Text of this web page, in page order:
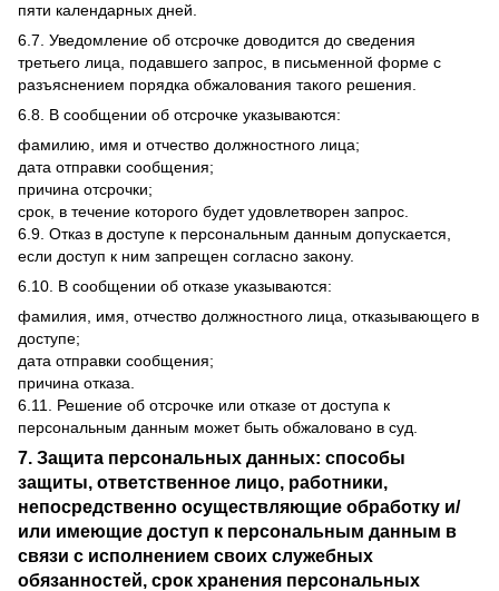
пяти календарных дней.
6.7. Уведомление об отсрочке доводится до сведения
третьего лица, подавшего запрос, в письменной форме с
разъяснением порядка обжалования такого решения.
6.8. В сообщении об отсрочке указываются:
фамилию, имя и отчество должностного лица;
дата отправки сообщения;
причина отсрочки;
срок, в течение которого будет удовлетворен запрос.
6.9. Отказ в доступе к персональным данным допускается,
если доступ к ним запрещен согласно закону.
6.10. В сообщении об отказе указываются:
фамилия, имя, отчество должностного лица, отказывающего в
доступе;
дата отправки сообщения;
причина отказа.
6.11. Решение об отсрочке или отказе от доступа к
персональным данным может быть обжаловано в суд.
7. Защита персональных данных: способы
защиты, ответственное лицо, работники,
непосредственно осуществляющие обработку и/
или имеющие доступ к персональным данным в
связи с исполнением своих служебных
обязанностей, срок хранения персональных